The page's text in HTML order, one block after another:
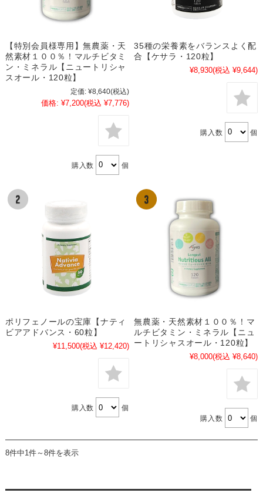
【特別会員様専用】無農薬・天
然素材１００％！マルチビタミ
ン・ミネラル【ニュートリシャ
スオール・120粒】
定価: ¥8,640(税込)
価格: ¥7,200(税込 ¥7,776)
購入数 個
35種の栄養素をバランスよく配
合【ケサラ・120粒】
¥8,930(税込 ¥9,644)
購入数 個
ポリフェノールの宝庫【ナティ
ビアアドバンス・60粒】
¥11,500(税込 ¥12,420)
購入数 個
無農薬・天然素材１００％！マ
ルチビタミン・ミネラル【ニュ
ートリシャスオール・120粒】
¥8,000(税込 ¥8,640)
購入数 個
8件中1件～8件を表示